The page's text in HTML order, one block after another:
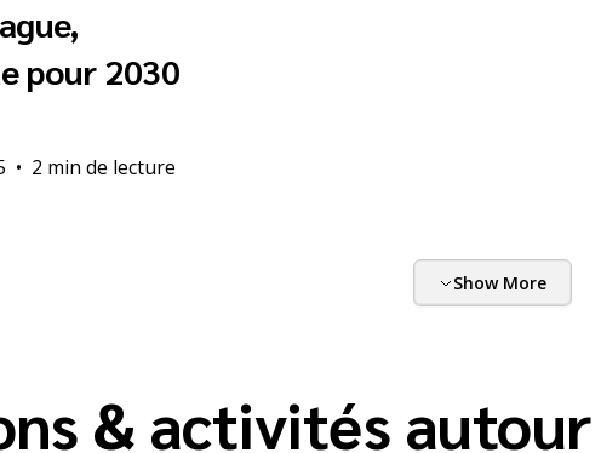
pour 2030
• 2 min de lecture
Show More
& activités autour